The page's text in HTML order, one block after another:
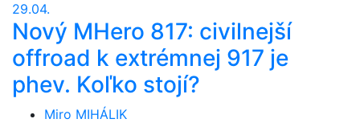
29.04.
Nový MHero 817: civilnejší
offroad k extrémnej 917 je
phev. Koľko stojí?
Miro MIHÁLIK